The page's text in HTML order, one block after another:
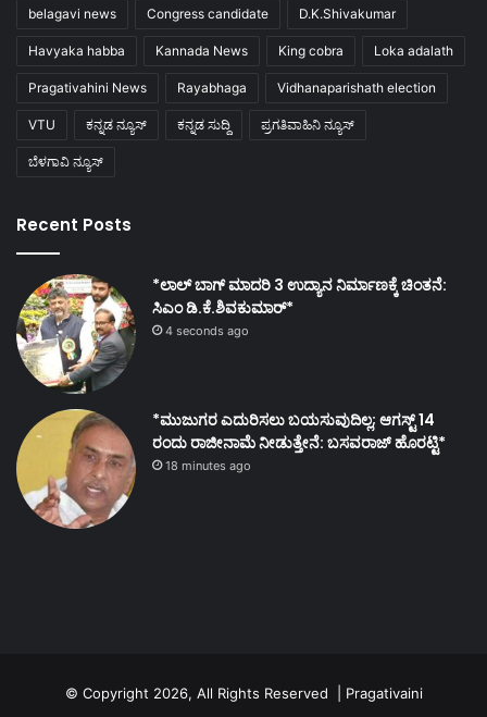
belagavi news Congress candidate D.K.Shivakumar
Havyaka habba Kannada News King cobra Loka adalath
Pragativahini News Rayabhaga Vidhanaparishath election
VTU ಕನ್ನಡ ನ್ಯೂಸ್ ಕನ್ನಡ ಸುದ್ದಿ ಪ್ರಗತಿವಾಹಿನಿ ನ್ಯೂಸ್
ಬೆಳಗಾವಿ ನ್ಯೂಸ್
Recent Posts
*ಲಾಲ್ ಬಾಗ್ ಮಾದರಿ 3 ಉದ್ಯಾನ ನಿರ್ಮಾಣಕ್ಕೆ ಚಿಂತನೆ:
ಸಿಎಂ ಡಿ.ಕೆ.ಶಿವಕುಮಾರ್*
4 seconds ago
*ಮುಜುಗರ ಎದುರಿಸಲು ಬಯಸುವುದಿಲ್ಲ; ಆಗಸ್ಟ್ 14
ರಂದು ರಾಜೀನಾಮೆ ನೀಡುತ್ತೇನೆ: ಬಸವರಾಜ್ ಹೊರಟ್ಟಿ*
18 minutes ago
© Copyright 2026, All Rights Reserved | Pragativaini